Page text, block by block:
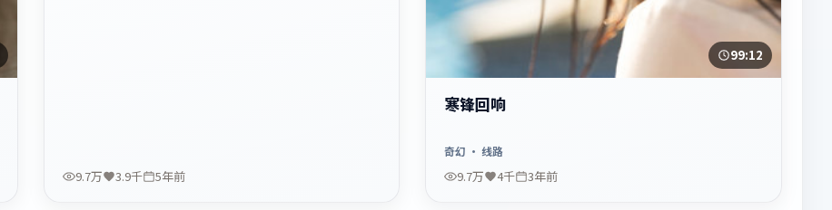
9.7万 3.9千 5年前
99:12
寒锋回响
奇幻 · 线路
9.7万 4千 3年前